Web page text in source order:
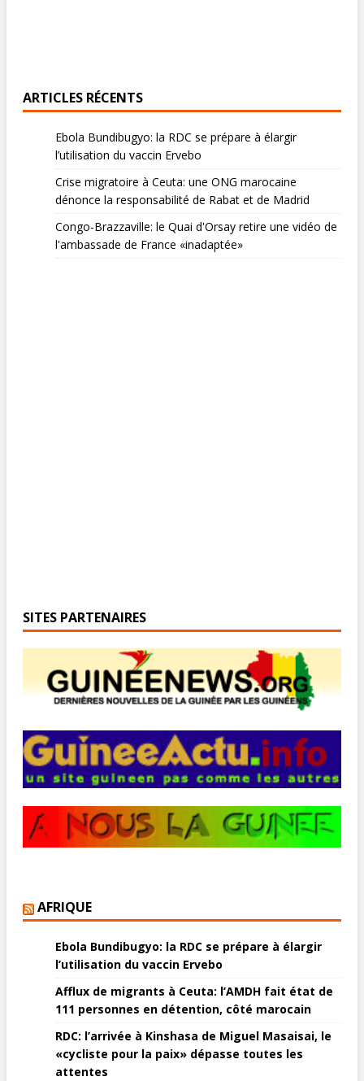
ARTICLES RÉCENTS
Ebola Bundibugyo: la RDC se prépare à élargir
l’utilisation du vaccin Ervebo
Crise migratoire à Ceuta: une ONG marocaine
dénonce la responsabilité de Rabat et de Madrid
Congo-Brazzaville: le Quai d'Orsay retire une vidéo de
l'ambassade de France «inadaptée»
SITES PARTENAIRES
AFRIQUE
Ebola Bundibugyo: la RDC se prépare à élargir
l’utilisation du vaccin Ervebo
Afflux de migrants à Ceuta: l’AMDH fait état de
111 personnes en détention, côté marocain
RDC: l’arrivée à Kinshasa de Miguel Masaisai, le
«cycliste pour la paix» dépasse toutes les
attentes